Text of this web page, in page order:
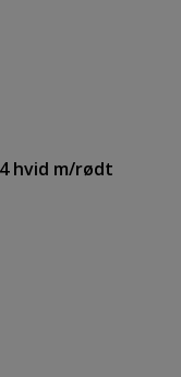
hvid m/rødt